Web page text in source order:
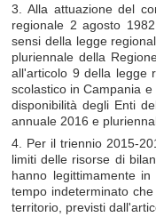
3. Alla attuazione del
regionale 2 agosto
sensi della legge
pluriennale della
all'articolo 9 della legge
scolastico in Campania
disponibilità degli Enti
annuale 2016 e
4. Per il triennio 2015-
limiti delle risorse di
hanno legittimamente
tempo indeterminato
territorio, previsti